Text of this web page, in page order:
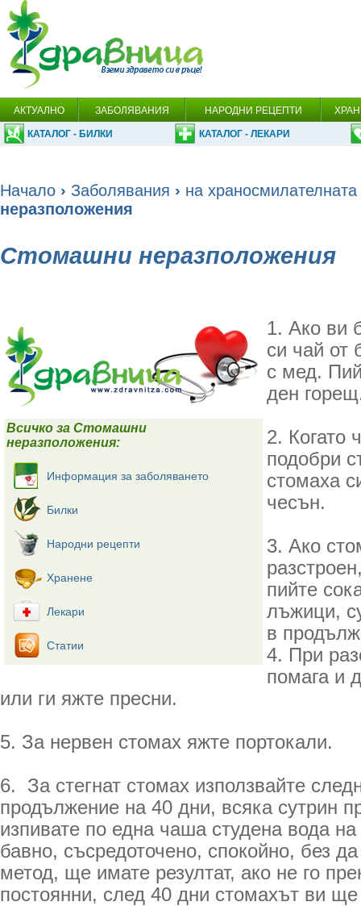
АКТУАЛНО ЗАБОЛЯВАНИЯ НАРОДНИ РЕЦЕПТИ
КАТАЛОГ - БИЛКИ КАТАЛОГ - ЛЕКАРИ
Начало › Заболявания › на
неразположения
Стомашни неразположения
Всичко за Стомашни
неразположения:
Информация за заболяването
Билки
Народни рецепти
Хранене
Лекари
Статии
1. Ако ви
си чай от
с мед.
ден
2. Когато
подобри
стомаха
чесън.
3. Ако
пийте
лъжици,
в
4. При
помага и
или ги яжте пресни.
5. За нервен стомах яжте портокали.
6. За стегнат стомах използвайте
продължение на 40 дни, всяка сутрин
изпивате по една чаша студена вода
бавно, съсредоточено, спокойно, без
метод, ще имате резултат, ако не го
постоянни, след 40 дни стомахът ви ще